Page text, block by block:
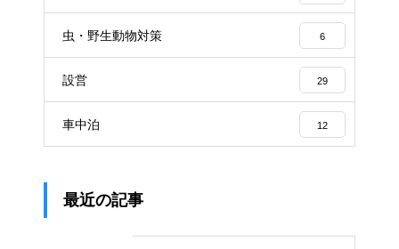
虫・野生動物対策 6
設営 29
車中泊 12
最近の記事